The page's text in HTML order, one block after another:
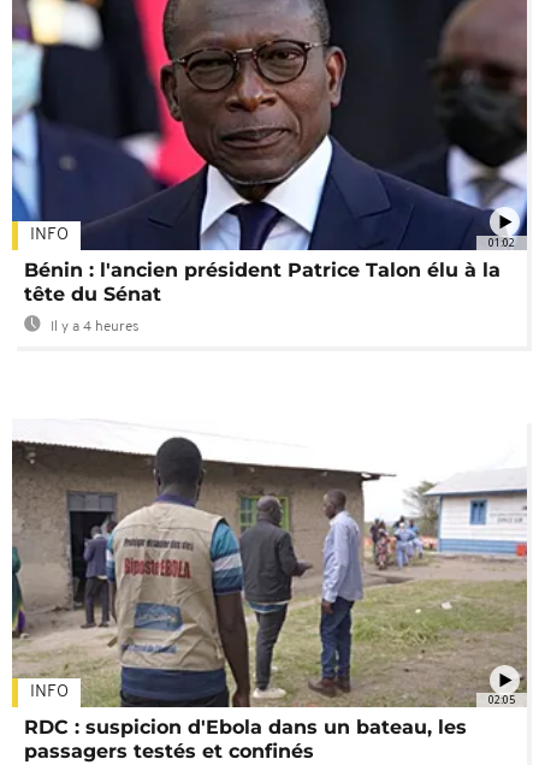
01:02
INFO
Bénin : l'ancien président Patrice Talon élu à la
tête du Sénat
Il y a 4 heures
02:05
INFO
RDC : suspicion d'Ebola dans un bateau, les
passagers testés et confinés